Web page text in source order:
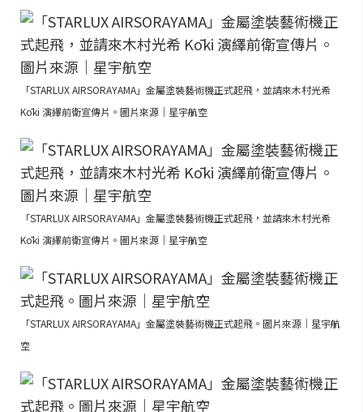
「STARLUX AIRSORAYAMA」金屬塗裝藝術機正式起飛，並請來木村光希
Kōki 演繹前衛宣傳片。圖片來源｜星宇航空
「STARLUX AIRSORAYAMA」金屬塗裝藝術機正式起飛，並請來木村光希
Kōki 演繹前衛宣傳片。圖片來源｜星宇航空
「STARLUX AIRSORAYAMA」金屬塗裝藝術機正式起飛。圖片來源｜星宇航
空